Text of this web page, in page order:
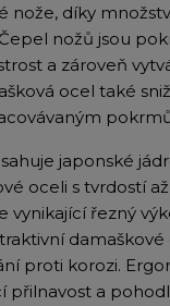
nože, díky
nožů jsou
a zároveň
ocel také
japonské
oceli s tvrdostí
vynikající řezný
proti korozi.
přilnavost a